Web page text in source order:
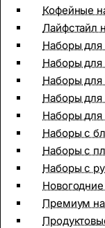
Кофейные
Лайфстайл
Наборы для
Наборы для
Наборы для
Наборы для
Наборы для
Наборы с
Наборы с
Наборы с
Премиум